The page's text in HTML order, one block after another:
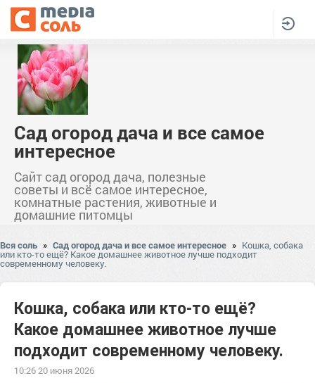
Сад огород дача и все самое
интересное
Сайт сад огород дача, полезные
советы и всё самое интересное,
комнатные растения, животные и
домашние питомцы
Вся соль » Сад огород дача и все самое интересное » Кошка, собака
или кто-то ещё? Какое домашнее животное лучше подходит
современному человеку.
Кошка, собака или кто-то ещё?
Какое домашнее животное лучше
подходит современному человеку.
10:26 20 июня 2026